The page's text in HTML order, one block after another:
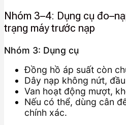
Nhóm 3–4: Dụng cụ
trạng máy trước nạp
Nhóm 3: Dụng cụ
Đồng hồ áp suất còn
Dây nạp không nứt,
Van hoạt động mượt,
Nếu có thể, dùng cân
chính xác.